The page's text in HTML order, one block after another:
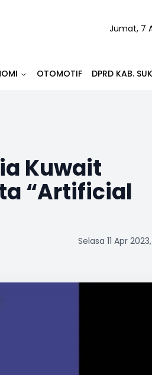
Jumat, 7
OTOMOTIF DPRD KAB.
Kuwait
“Artificial
Selasa 11 Apr